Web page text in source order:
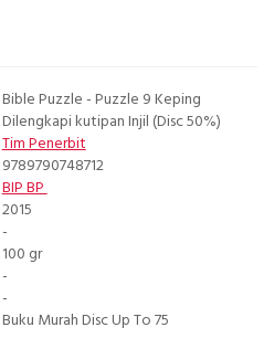
Bible Puzzle - Puzzle 9 Keping
Dilengkapi kutipan Injil (Disc 50%)
Tim Penerbit
9789790748712
BIP BP
2015
-
100 gr
-
-
Buku Murah Disc Up To 75